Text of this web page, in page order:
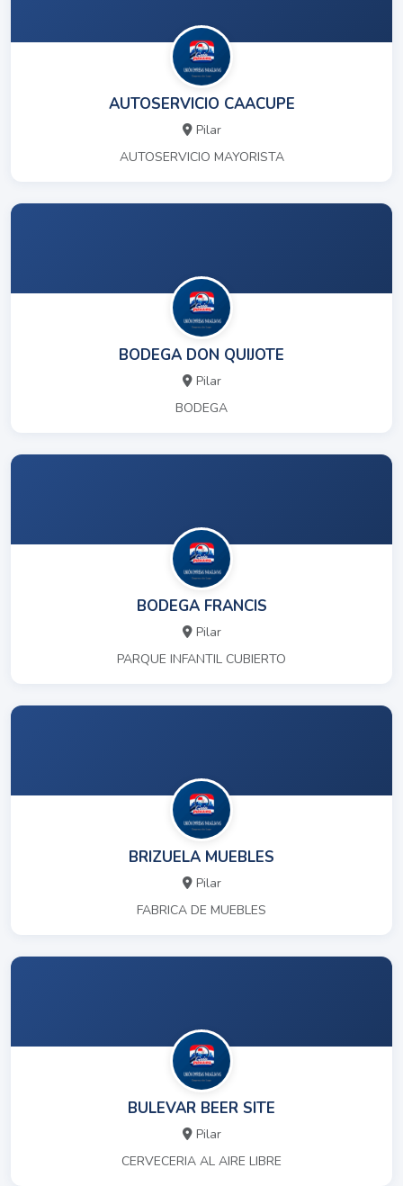
AUTOSERVICIO CAACUPE
Pilar
AUTOSERVICIO MAYORISTA
BODEGA DON QUIJOTE
Pilar
BODEGA
BODEGA FRANCIS
Pilar
PARQUE INFANTIL CUBIERTO
BRIZUELA MUEBLES
Pilar
FABRICA DE MUEBLES
BULEVAR BEER SITE
Pilar
CERVECERIA AL AIRE LIBRE